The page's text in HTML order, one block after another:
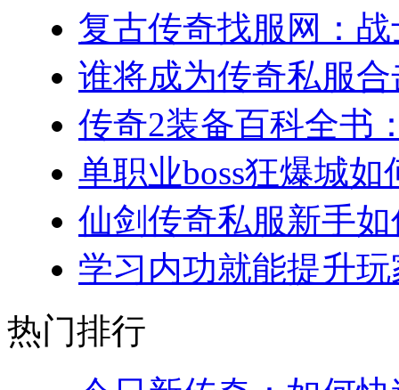
复古传奇找服网：
谁将成为传奇私服
传奇2装备百科全书
单职业boss狂爆城
仙剑传奇私服新手
学习内功就能提升
热门排行